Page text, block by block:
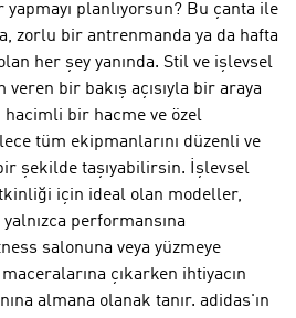
planlıyorsun? Bu çanta ile
zorlu bir antrenmanda ya da hafta
her şey yanında. Stil ve işlevsel
veren bir bakış açısıyla bir araya
bir hacme ve özel
tüm ekipmanlarını düzenli ve
şekilde taşıyabilirsin. İşlevsel
için ideal olan modeller,
performansına
salonuna veya yüzmeye
çıkarken ihtiyacın
almana olanak tanır. adidas'ın